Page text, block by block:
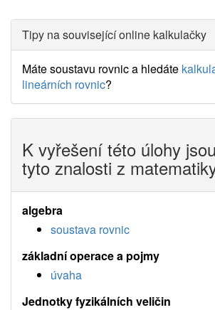
Tipy na související online kalkulačky
Máte soustavu rovnic a hledáte
lineárních rovnic?
K vyřešení této úlohy
tyto znalosti z
algebra
soustava rovnic
základní operace a pojmy
úvaha
Jednotky fyzikálních veličin